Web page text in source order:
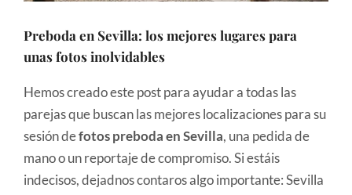
Preboda en Sevilla: los mejores lugares para
unas fotos inolvidables
Hemos creado este post para ayudar a todas las
parejas que buscan las mejores localizaciones para su
sesión defotos preboda en Sevilla, una pedida de
mano o un reportaje de compromiso. Si estáis
indecisos, dejadnos contaros algo importante: Sevilla